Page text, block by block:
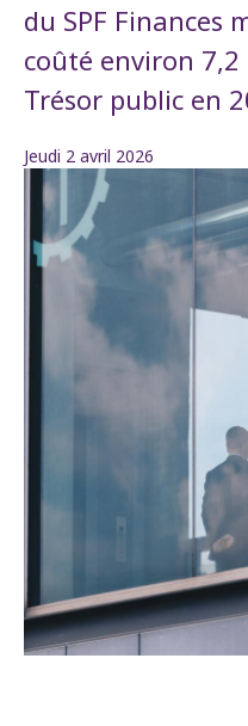
du SPF Finances
coûté environ
Trésor public en
Jeudi 2 avril 2026